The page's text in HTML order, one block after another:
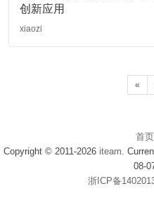
创新应用
xiaozi
«
首页
Copyright © 2011-2026 iteam .
08-
浙ICP备